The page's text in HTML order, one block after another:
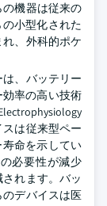
機器は従来の
小型化された
、外科的ポケ
、バッテリー
率の高い技術
は従来型ペー
命を示してい
必要性が減少
れます。バッ
デバイスは医